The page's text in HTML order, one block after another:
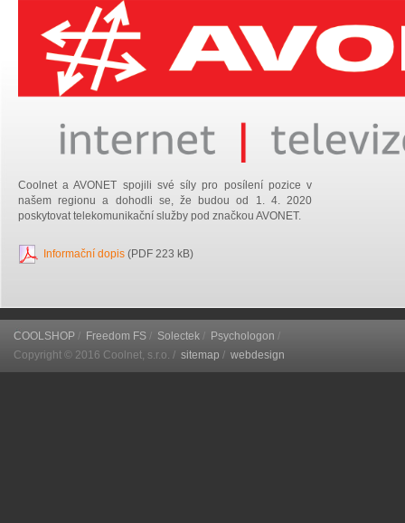
Coolnet a AVONET spojili své síly pro posílení pozice v
našem regionu a dohodli se, že budou od 1. 4. 2020
poskytovat telekomunikační služby pod značkou AVONET.
Informační dopis (PDF 223 kB)
COOLSHOP / Freedom FS / Solectek / Psychologon /
Copyright © 2016 Coolnet, s.r.o. / sitemap / webdesign